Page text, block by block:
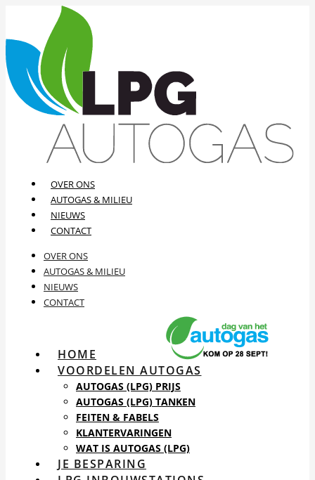
OVER ONS
AUTOGAS & MILIEU
NIEUWS
CONTACT
OVER ONS
AUTOGAS & MILIEU
NIEUWS
CONTACT
HOME
VOORDELEN AUTOGAS
AUTOGAS (LPG) PRIJS
AUTOGAS (LPG) TANKEN
FEITEN & FABELS
KLANTERVARINGEN
WAT IS AUTOGAS (LPG)
JE BESPARING